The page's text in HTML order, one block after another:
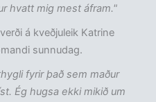
hvatt mig mest áfram."
á kveðjuleik Katrine
sunnudag.
fyrir það sem maður
Ég hugsa ekki mikið um